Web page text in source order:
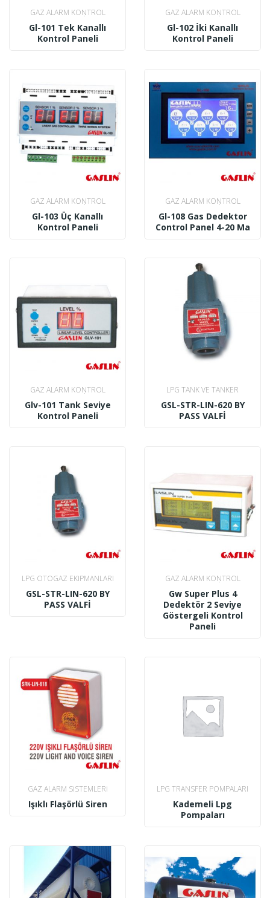
GAZ ALARM KONTROL
PANELLERI
Gl-101 Tek Kanallı
Kontrol Paneli
GAZ ALARM KONTROL
PANELLERI
Gl-102 İki Kanallı
Kontrol Paneli
GAZ ALARM KONTROL
PANELLERI
Gl-103 Üç Kanallı
Kontrol Paneli
GAZ ALARM KONTROL
PANELLERI
Gl-108 Gas Dedektor
Control Panel 4-20 Ma
GAZ ALARM KONTROL
PANELLERI
Glv-101 Tank Seviye
Kontrol Paneli
LPG TANK VE TANKER
GSL-STR-LIN-620 BY
PASS VALFİ
LPG OTOGAZ EKIPMANLARI
GSL-STR-LIN-620 BY
PASS VALFİ
GAZ ALARM KONTROL
PANELLERI
Gw Super Plus 4
Dedektör 2 Seviye
Göstergeli Kontrol
Paneli
GAZ ALARM SISTEMLERI
Işıklı Flaşörlü Siren
LPG TRANSFER POMPALARI
Kademeli Lpg
Pompaları